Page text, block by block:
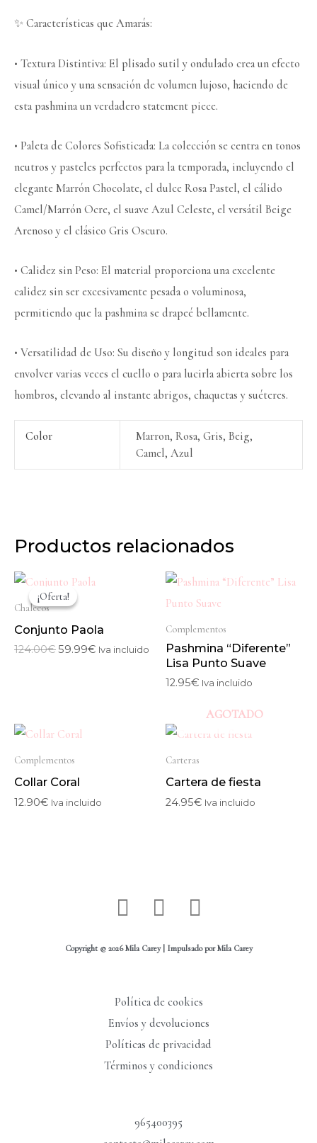
✨ Características que Amarás:
• Textura Distintiva: El plisado sutil y ondulado crea un efecto
visual único y una sensación de volumen lujoso, haciendo de
esta pashmina un verdadero statement piece.
• Paleta de Colores Sofisticada: La colección se centra en tonos
neutros y pasteles perfectos para la temporada, incluyendo el
elegante Marrón Chocolate, el dulce Rosa Pastel, el cálido
Camel/Marrón Ocre, el suave Azul Celeste, el versátil Beige
Arenoso y el clásico Gris Oscuro.
• Calidez sin Peso: El material proporciona una excelente
calidez sin ser excesivamente pesada o voluminosa,
permitiendo que la pashmina se drapeé bellamente.
• Versatilidad de Uso: Su diseño y longitud son ideales para
envolver varias veces el cuello o para lucirla abierta sobre los
hombros, elevando al instante abrigos, chaquetas y suéteres.
Color
Marron, Rosa, Gris, Beig,
Camel, Azul
Productos relacionados
¡Oferta!
¡Oferta!
Chalecos
Conjunto Paola
124.00€
precio
original
124.00€.
59.99€
59.99€.
Iva incluido
Complementos
Pashmina “Diferente”
Lisa Punto Suave
12.95€ Iva incluido
Complementos
Collar Coral
12.90€ Iva incluido
AGOTADO
Carteras
Cartera de fiesta
24.95€ Iva incluido
965400395
Política de cookies
Envíos y devoluciones
Políticas de privacidad
Términos y condiciones
I
s
a
g
r
a
W
a
s
a
p
p
F
c
b
o
o
k
Copyright © 2026 Mila Carey | Impulsado por Mila Carey